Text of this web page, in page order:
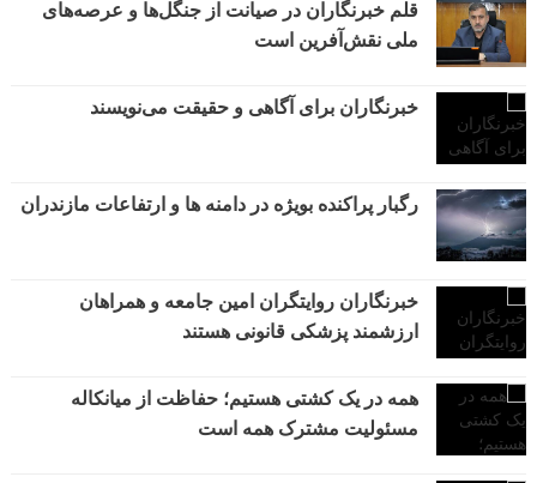
قلم خبرنگاران در صیانت از جنگل‌ها و عرصه‌های
ملی نقش‌آفرین است
خبرنگاران برای آگاهی و حقیقت می‌نویسند
رگبار پراکنده بویژه در دامنه ها و ارتفاعات مازندران
خبرنگاران روایتگران امین جامعه و همراهان
ارزشمند پزشکی قانونی هستند
همه در یک کشتی هستیم؛ حفاظت از میانکاله
مسئولیت مشترک همه است